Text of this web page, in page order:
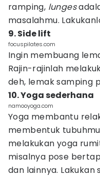
ramping, lunges
masalahmu.
9. Side lift
focuspilates.com
Ingin membuang
Rajin-rajinlah
deh, lemak samping
10. Yoga sederhana
namooyoga.com
Yoga membantu
membentuk
melakukan yoga
misalnya pose
dan lainnya. Lakukan